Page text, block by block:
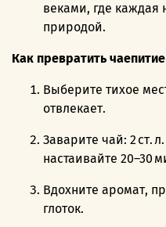
веками, где каждая
природой.
Как превратить
Выберите тихое
отвлекает.
Заварите чай: 2 ст.
настаивайте 20–30
Вдохните аромат,
глоток.